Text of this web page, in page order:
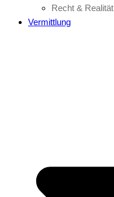
Recht & Realität
Vermittlung